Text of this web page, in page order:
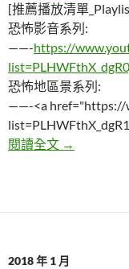
[推薦播放清單
恐怖影音系列:
——-https://
恐怖地區景系列:
——-<a href="https://
閱讀全文 這張照片
→
2018 年 1 月